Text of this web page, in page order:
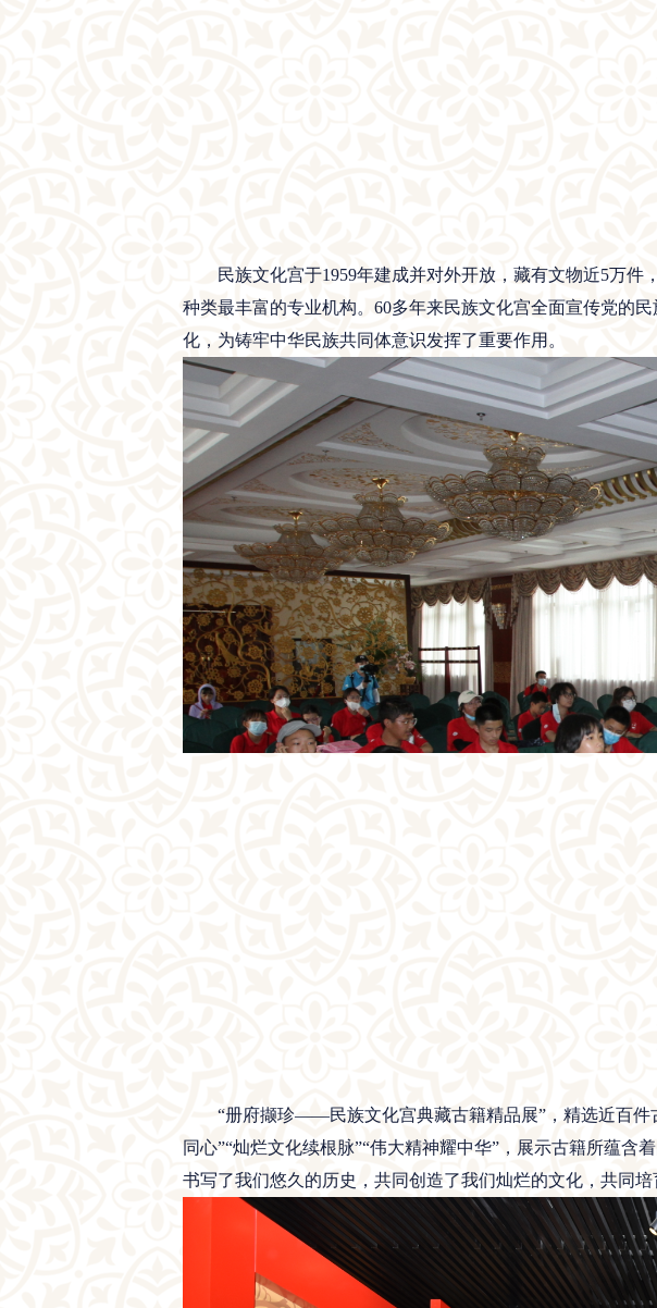
民族文化宫于1959年建成并对外开放，藏有文物近5万件
种类最丰富的专业机构。60多年来民族文化宫全面宣传党的
化，为铸牢中华民族共同体意识发挥了重要作用。
“册府撷珍——民族文化宫典藏古籍精品展”，精选近百件
同心”“灿烂文化续根脉”“伟大精神耀中华”，展示古籍所蕴
书写了我们悠久的历史，共同创造了我们灿烂的文化，共同培